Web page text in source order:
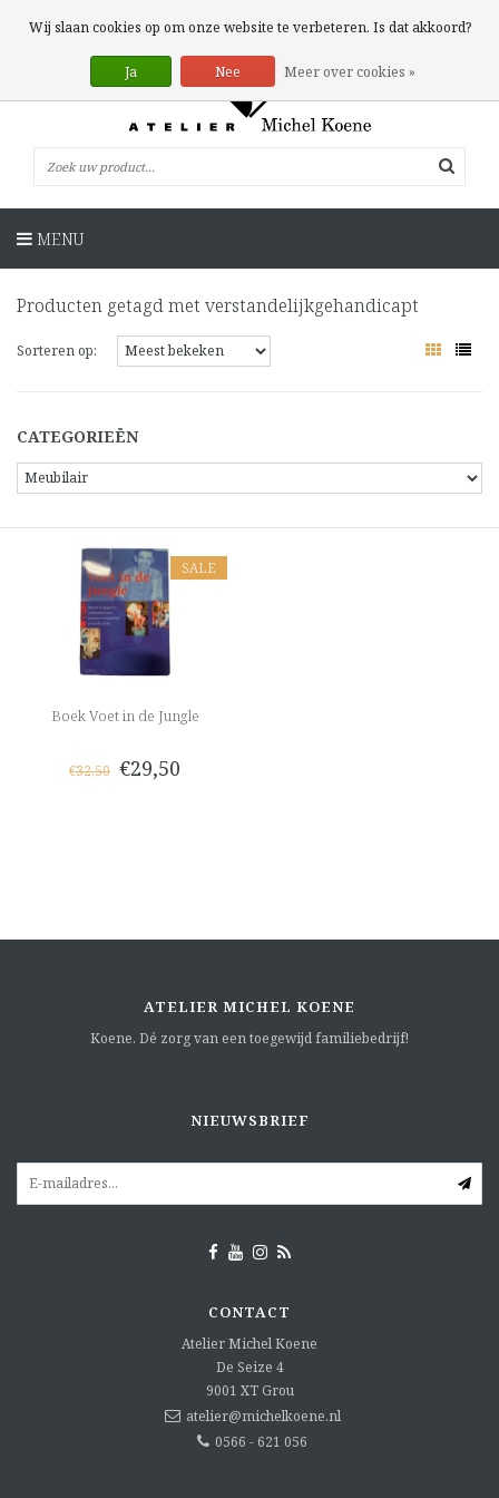
0 Artikelen
MENU
Producten getagd met verstandelijkgehandicapt
Sorteren op:
CATEGORIEËN
SALE
Boek Voet in de Jungle
€32,50 €29,50
ATELIER MICHEL KOENE
Koene. Dé zorg van een toegewijd familiebedrijf!
NIEUWSBRIEF
CONTACT
Atelier Michel Koene
De Seize 4
9001 XT Grou
atelier@michelkoene.nl
0566 - 621 056
Wij slaan cookies op om onze website te verbeteren. Is dat akkoord?
Ja Nee Meer over cookies »